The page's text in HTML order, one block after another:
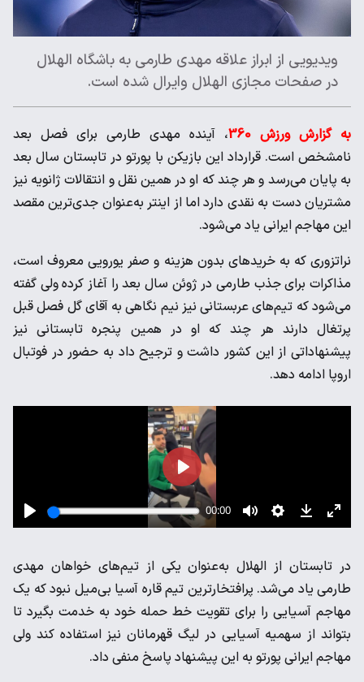
ویدیویی از ابراز علاقه مهدی طارمی به باشگاه الهلال
در صفحات مجازی الهلال وایرال شده است.
به گزارش ورزش 360
، آینده مهدی طارمی برای فصل بعد
نامشخص است. قرارداد این بازیکن با پورتو در تابستان سال بعد
به پایان می‌رسد و هر چند که او در همین نقل و انتقالات ژانویه نیز
مشتریان دست به نقدی دارد اما از اینتر به‌عنوان جدی‌ترین مقصد
این مهاجم ایرانی یاد می‌شود.
نراتزوری که به خریدهای بدون هزینه و صفر یورویی معروف است،
مذاکرات برای جذب طارمی در ژوئن سال بعد را آغاز کرده ولی گفته
می‌شود که تیم‌های عربستانی نیز نیم نگاهی به آقای گل فصل قبل
پرتغال دارند هر چند که او در همین پنجره تابستانی نیز
پیشنهاداتی از این کشور داشت و ترجیح داد به حضور در فوتبال
اروپا ادامه دهد.
در تابستان از الهلال به‌عنوان یکی از تیم‌های خواهان مهدی
طارمی یاد می‌شد. پرافتخارترین تیم قاره آسیا بی‌میل نبود که یک
مهاجم آسیایی را برای تقویت خط حمله خود به خدمت بگیرد تا
بتواند از سهمیه آسیایی در لیگ قهرمانان نیز استفاده کند ولی
مهاجم ایرانی پورتو به این پیشنهاد پاسخ منفی داد.